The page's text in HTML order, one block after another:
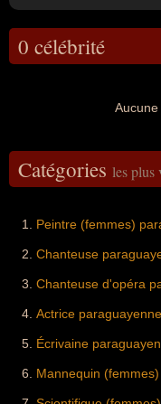
0 célébrité
Catégories les plus
Peintre (femmes)
Chanteuse
Chanteuse d'opéra
Actrice paraguayenne
Écrivaine
Mannequin